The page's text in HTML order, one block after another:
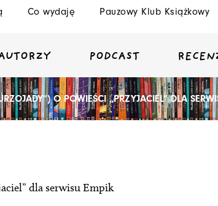
Co wydaję Pauzowy Klub Książkowy
PODCAST
O POWIEŚCI „PRZYJACIEL” DLA
dla serwisu Empik